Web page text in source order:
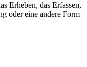
Erheben, das Erfassen,
oder eine andere Form